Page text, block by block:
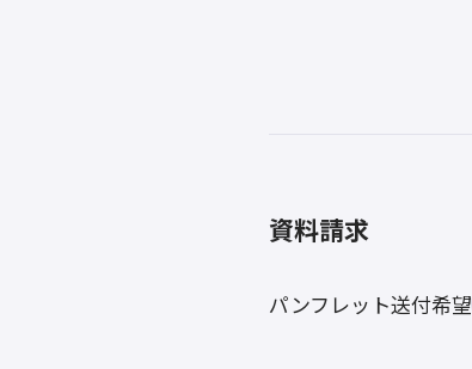
資料請求
パンフレット送付希望